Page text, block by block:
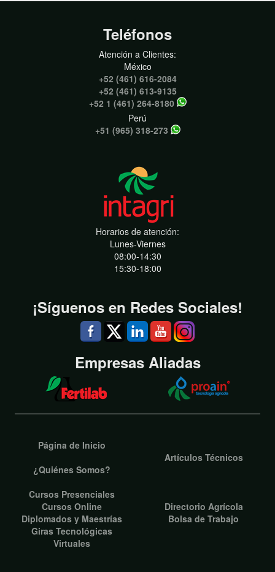
Teléfonos
Atención a Clientes:
México
+52 (461) 616-2084
+52 (461) 613-9135
+52 1 (461) 264-8180
Perú
+51 (965) 318-273
Horarios de atención:
Lunes-Viernes
08:00-14:30
15:30-18:00
¡Síguenos en Redes Sociales!
Empresas Aliadas
Página de Inicio
¿Quiénes Somos?
Artículos Técnicos
Cursos Presenciales
Cursos Online
Diplomados y Maestrías
Giras Tecnológicas
Virtuales
Directorio Agrícola
Bolsa de Trabajo